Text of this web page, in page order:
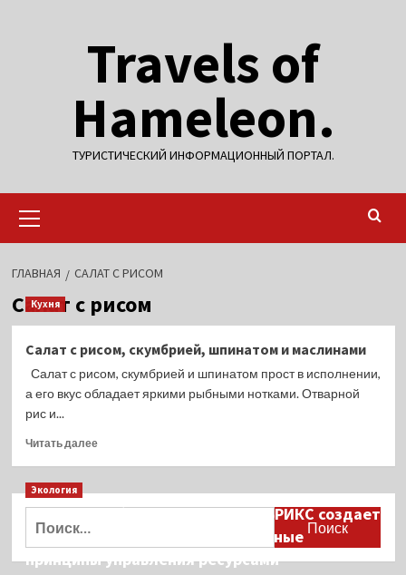
Travels of
Hameleon.
ТУРИСТИЧЕСКИЙ ИНФОРМАЦИОННЫЙ ПОРТАЛ.
меню
ГЛАВНАЯ САЛАТ С РИСОМ
Салат с рисом
Кухня
Салат с рисом, скумбрией, шпинатом и маслинами
Салат с рисом, скумбрией и шпинатом прост в исполнении,
а его вкус обладает яркими рыбными нотками. Отварной
рис и...
Читать далееПрочитать
Салат
с
скумбрией,
шпинатом
Экология
Дмитрий Кобылкин: площадка БРИКС создает
возможность сформировать единые
принципы управления ресурсами